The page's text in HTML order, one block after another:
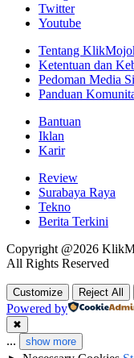
Twitter
Youtube
Tentang
Ketentuan dan
Pedoman Media
Panduan
Bantuan
Iklan
Karir
Review
Surabaya Raya
Tekno
Berita Terkini
Copyright @2026
All Rights Reserved
Customize Reject All
Powered by
✖
... show more